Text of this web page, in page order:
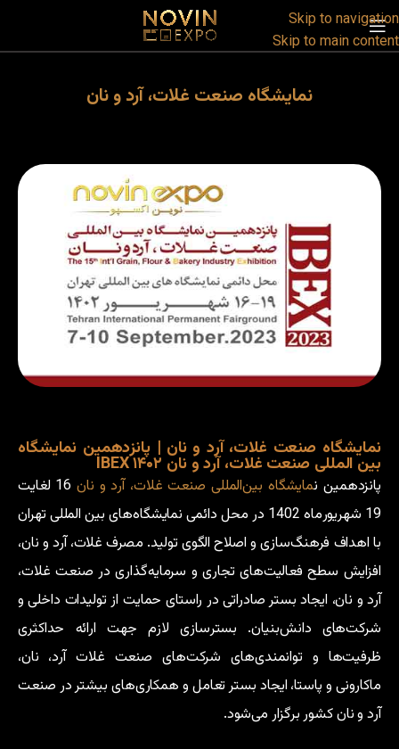
Skip to navigation
Skip to main content
نمایشگاه صنعت غلات، آرد و نان
نمایشگاه صنعت غلات، آرد و نان | پانزدهمین نمایشگاه
بین المللی صنعت غلات، آرد و نان ۱۴۰۲ IBEX
پانزدهمین نمایشگاه بین‌المللی صنعت غلات، آرد و نان
16 لغایت
19 شهریور‌ماه 1402 در محل دائمی نمایشگاه‌های بین المللی تهران
با اهداف فرهنگ‌سازی و اصلاح الگوی تولید. مصرف غلات، آرد و نان‌،
افزایش سطح فعالیت‌های تجاری و سرمایه‌گذاری در صنعت غلات،
آرد و نان، ایجاد بستر صادراتی در راستای حمایت از تولیدات داخلی و
شرکت‌های دانش‌بنیان. بستر‌سازی لازم جهت ارائه حداکثری
ظرفیت‌ها و توانمندی‌های شرکت‌های صنعت غلات آرد‌، نان،
ماکارونی و پاستا، ایجاد بستر تعامل و همکاری‌های بیشتر در صنعت
آرد و نان کشور برگزار می‌شود.